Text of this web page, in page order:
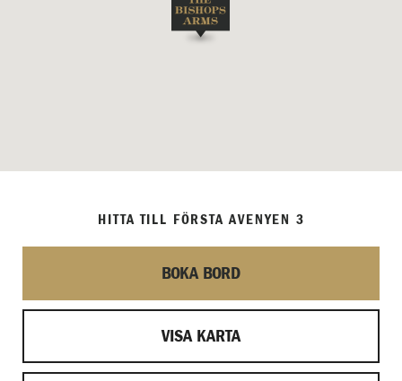
HITTA TILL FÖRSTA AVENYEN 3
BOKA BORD
VISA KARTA